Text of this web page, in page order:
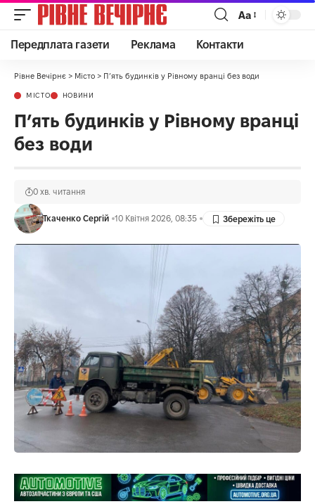
Аа
Передплата газети Реклама Контакти
Рівне Вечірнє > Місто > П’ять будинків у Рівному вранці без води
МІСТО НОВИНИ
П’ять будинків у Рівному вранці
без води
Ткаченко Сергій 10 Квітня 2026, 08:35
0 хв. читання